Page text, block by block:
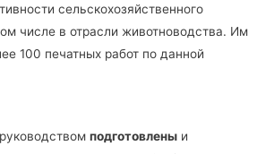
сельскохозяйственного
числе в отрасли животноводства. Им
100 печатных работ по данной
подготовлены и